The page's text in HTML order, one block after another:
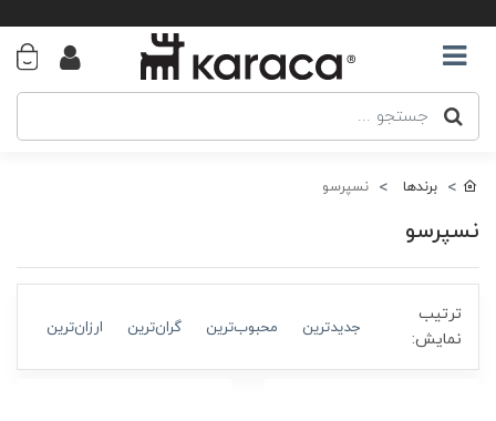
برندها نسپرسو
نسپرسو
ترتیب
نمایش:
جدیدترین محبوب‌ترین گران‌ترین ارزان‌ترین